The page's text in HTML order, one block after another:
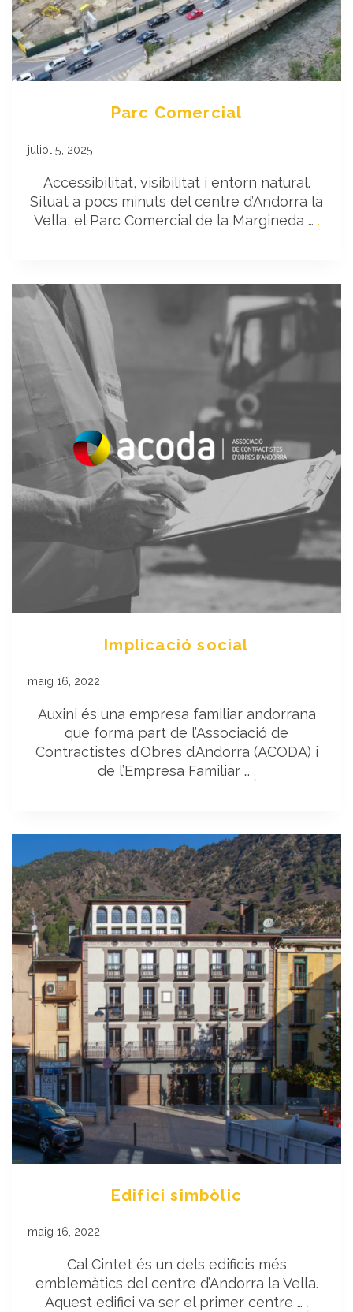
Parc Comercial
juliol 5, 2025
Accessibilitat, visibilitat i entorn natural.
Situat a pocs minuts del centre d’Andorra la
Vella, el Parc Comercial de la Margineda … .
Implicació social
maig 16, 2022
Auxini és una empresa familiar andorrana
que forma part de l’Associació de
Contractistes d’Obres d’Andorra (ACODA) i
de l’Empresa Familiar … .
Edifici simbòlic
maig 16, 2022
Cal Cintet és un dels edificis més
emblemàtics del centre d’Andorra la Vella.
Aquest edifici va ser el primer centre … .